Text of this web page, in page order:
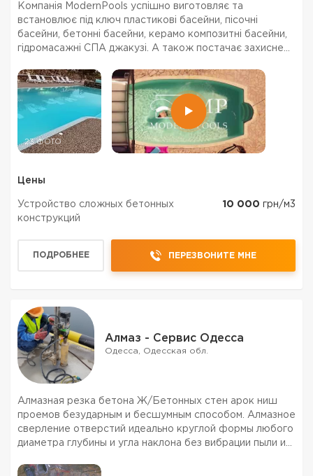
Компанія ModernPools успішно виготовляє та
встановлює під ключ пластикові басейни, пісочні
басейни, бетонні басейни, керамо композитні басейни,
гідромасажні СПА джакузі. А також постачає захисне
огорожі для зовнішніх басейнів, інше обладнання...
23 ФОТО
Цены
Устройство сложных бетонных
конструкций
10 000 грн/м3
ПОДРОБНЕЕ ПЕРЕЗВОНИТЕ МНЕ
Алмаз - Сервис Одесса
Одесса, Одесская обл.
Алмазная резка бетона Ж/Бетонных стен арок ниш
проемов безударным и бесшумным способом. Алмазное
сверление отверстий идеально круглой формы любого
диаметра глубины и угла наклона без вибрации пыли и
и инженерные сети. Демонтаж и резка бетона желез...